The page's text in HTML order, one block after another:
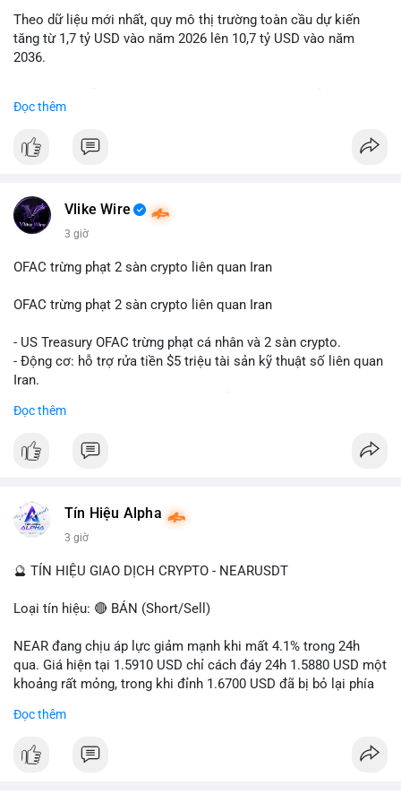
Lời khuyên: Nhà đầu tư nhỏ lẻ nên quan sát thêm 2-4 giờ sau
khi giao dịch được xác nhận, tránh hành động theo cảm xúc.
ưu tiên quản trị rủi ro trong giai đoạn biến động mạnh.
#btcmempool65k
Theo dữ liệu mới nhất, quy mô thị trường toàn cầu dự kiến
tăng từ 1,7 tỷ USD vào năm 2026 lên 10,7 tỷ USD vào năm
2036.
hàng năm (CAGR) ấn tượng lên tới 20,2%.
Điều gì đang thúc đẩy sự tăng trưởng vượt bậc này? Hãy cùng
Đọc thêm
Vlike Wire
3 giờ
OFAC trừng phạt 2 sàn crypto liên quan Iran
OFAC trừng phạt 2 sàn crypto liên quan Iran
- US Treasury OFAC trừng phạt cá nhân và 2 sàn crypto.
- Động cơ: hỗ trợ rửa tiền $5 triệu tài sản kỹ thuật số liên quan
Iran.
- Tác động: rủi ro cho thị trường crypto, tăng áp lực pháp lý.
#binancesquare
#vlikevn #titanbot
📰 Nguồn: Cointelegraph
Đọc thêm
Tín Hiệu Alpha
3 giờ
🔮 TÍN HIỆU GIAO DỊCH CRYPTO - NEARUSDT
Loại tín hiệu: 🔴 BÁN (Short/Sell)
NEAR đang chịu áp lực giảm mạnh khi mất 4.1% trong 24h
qua. Giá hiện tại 1.5910 USD chỉ cách đáy 24h 1.5880 USD một
khoảng rất mỏng, trong khi đỉnh 1.6700 USD đã bị bỏ lại phía
kiểm soát hoàn toàn. Khối lượng giao dịch 10.29 triệu NEAR
tiếp diễn.
Đọc thêm